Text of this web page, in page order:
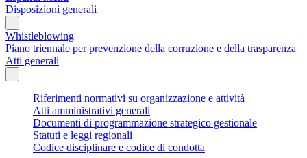
Disposizioni generali
Whistleblowing
Piano triennale per prevenzione della corruzione e della trasparenza
Atti generali
Riferimenti normativi su organizzazione e attività
Atti amministrativi generali
Documenti di programmazione strategico gestionale
Statuti e leggi regionali
Codice disciplinare e codice di condotta